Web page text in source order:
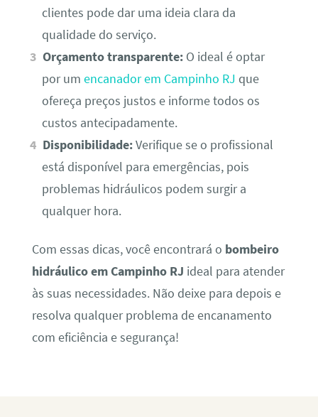
clientes pode dar uma ideia clara da
qualidade do serviço.
Orçamento transparente: O ideal é optar
por um encanador em Campinho RJ que
ofereça preços justos e informe todos os
custos antecipadamente.
Disponibilidade:Verifique se o profissional
está disponível para emergências, pois
problemas hidráulicos podem surgir a
qualquer hora.
Com essas dicas, você encontrará o bombeiro
hidráulico em Campinho RJ ideal para atender
às suas necessidades. Não deixe para depois e
resolva qualquer problema de encanamento
com eficiência e segurança!